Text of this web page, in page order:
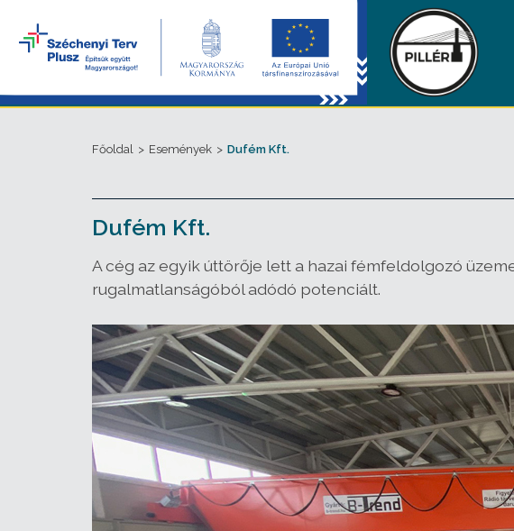
Főoldal > Események > Dufém Kft.
Dufém Kft.
A cég az egyik úttörője lett a hazai fémfeldolgozó
rugalmatlanságóból adódó potenciált.